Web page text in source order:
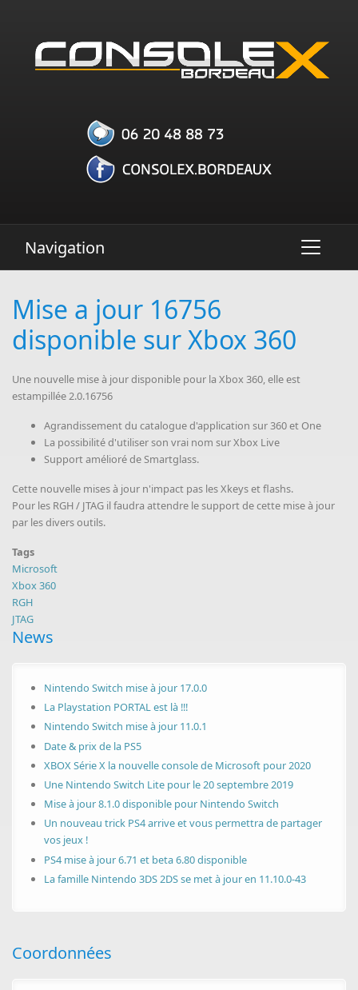
contenu
principal
principale
Navigation
Mise a jour 16756
disponible sur Xbox 360
Une nouvelle mise à jour disponible pour la Xbox 360, elle est
estampillée 2.0.16756
Agrandissement du catalogue d'application sur 360 et One
La possibilité d'utiliser son vrai nom sur Xbox Live
Support amélioré de Smartglass.
Cette nouvelle mises à jour n'impact pas les Xkeys et flashs.
Pour les RGH / JTAG il faudra attendre le support de cette mise à jour
par les divers outils.
Tags
Microsoft
Xbox 360
RGH
JTAG
News
Nintendo Switch mise à jour 17.0.0
La Playstation PORTAL est là !!!
Nintendo Switch mise à jour 11.0.1
Date & prix de la PS5
XBOX Série X la nouvelle console de Microsoft pour 2020
Une Nintendo Switch Lite pour le 20 septembre 2019
Mise à jour 8.1.0 disponible pour Nintendo Switch
Un nouveau trick PS4 arrive et vous permettra de partager
vos jeux !
PS4 mise à jour 6.71 et beta 6.80 disponible
La famille Nintendo 3DS 2DS se met à jour en 11.10.0-43
Coordonnées